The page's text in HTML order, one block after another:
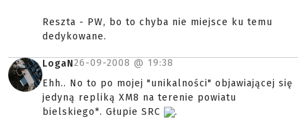
Reszta - PW, bo to chyba nie miejsce ku temu
dedykowane.
LogaN26-09-2008 @ 19:38
Ehh.. No to po mojej "unikalności" objawiającej się
jedyną repliką XM8 na terenie powiatu
bielskiego*. Głupie SRC
.